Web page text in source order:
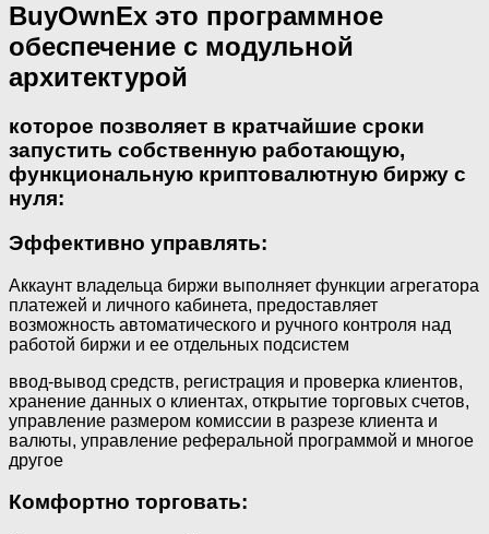
BuyOwnEx это программное
обеспечение с модульной
архитектурой
которое позволяет в кратчайшие сроки
запустить собственную работающую,
функциональную криптовалютную биржу с
нуля:
Эффективно управлять:
Аккаунт владельца биржи выполняет функции агрегатора
платежей и личного кабинета, предоставляет
возможность автоматического и ручного контроля над
работой биржи и ее отдельных подсистем
ввод-вывод средств, регистрация и проверка клиентов,
хранение данных о клиентах, открытие торговых счетов,
управление размером комиссии в разрезе клиента и
валюты, управление реферальной программой и многое
другое
Комфортно торговать: